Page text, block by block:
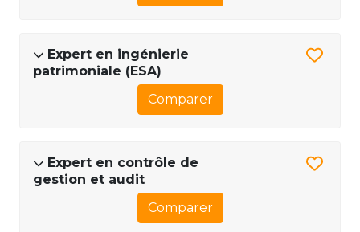
Expert en ingénierie
patrimoniale (ESA)
Comparer
Expert en contrôle de
gestion et audit
Comparer